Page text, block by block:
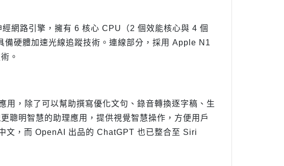
網路引擎，擁有 6 核心 CPU（2 個效能核心與 4 個
硬體加速光線追蹤技術。連線部分，採用 Apple N1
。
，除了可以幫助撰寫優化文句、錄音轉換逐字稿、生
聰明智慧的助理應用，提供視覺智慧操作，方便用戶
文，而 OpenAI 出品的 ChatGPT 也已整合至 Siri